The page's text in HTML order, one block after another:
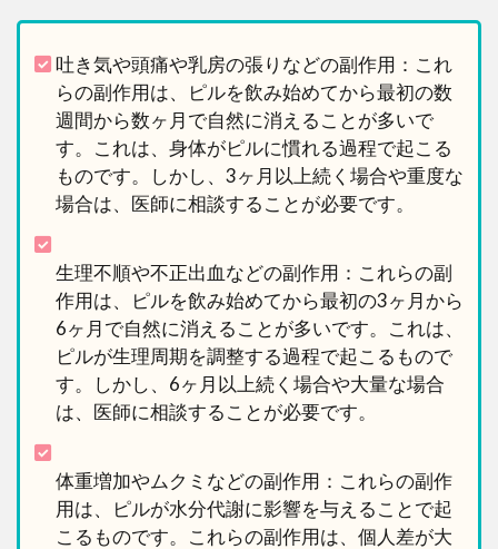
吐き気や頭痛や乳房の張りなどの副作用：これ
らの副作用は、ピルを飲み始めてから最初の数
週間から数ヶ月で自然に消えることが多いで
す。これは、身体がピルに慣れる過程で起こる
ものです。しかし、3ヶ月以上続く場合や重度な
場合は、医師に相談することが必要です。
生理不順や不正出血などの副作用：これらの副
作用は、ピルを飲み始めてから最初の3ヶ月から
6ヶ月で自然に消えることが多いです。これは、
ピルが生理周期を調整する過程で起こるもので
す。しかし、6ヶ月以上続く場合や大量な場合
は、医師に相談することが必要です。
体重増加やムクミなどの副作用：これらの副作
用は、ピルが水分代謝に影響を与えることで起
こるものです。これらの副作用は、個人差が大